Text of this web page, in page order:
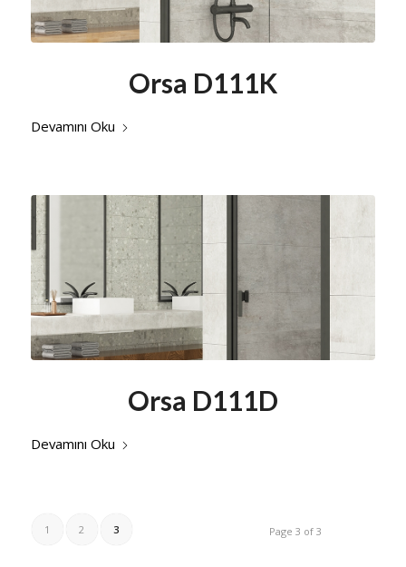
Orsa D111K
Devamını Oku
Orsa D111D
Devamını Oku
Page 3 of 3
1 2 3